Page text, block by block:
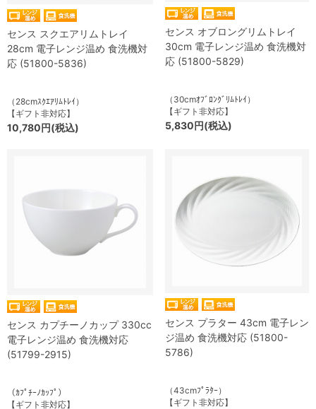
センス スクエアリムトレイ
28cm 電子レンジ温め 食洗機対
応 (51800-5836)
（28cmｽｸｴｱﾘﾑﾄﾚｲ）
【ギフト非対応】
10,780円(税込)
センス オブロングリムトレイ
30cm 電子レンジ温め 食洗機対
応 (51800-5829)
（30cmｵﾌﾞﾛﾝｸﾞﾘﾑﾄﾚｲ）
【ギフト非対応】
5,830円(税込)
センス カプチーノカップ 330cc
電子レンジ温め 食洗機対応
(51799-2915)
（ｶﾌﾟﾁｰﾉｶｯﾌﾟ）
【ギフト非対応】
センス プラター 43cm 電子レン
ジ温め 食洗機対応 (51800-
5786)
（43cmﾌﾟﾗﾀｰ）
【ギフト非対応】